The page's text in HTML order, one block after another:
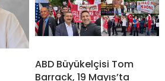
ABD Büyükelçisi Tom
Barrack, 19 Mayıs’ta